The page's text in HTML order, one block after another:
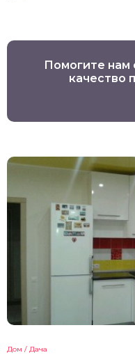
Помогите нам
качество
Дом / Дача